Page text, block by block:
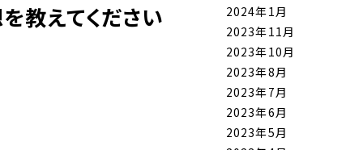
教えてください
2024年1月
2023年11月
2023年10月
2023年8月
2023年7月
2023年6月
2023年5月